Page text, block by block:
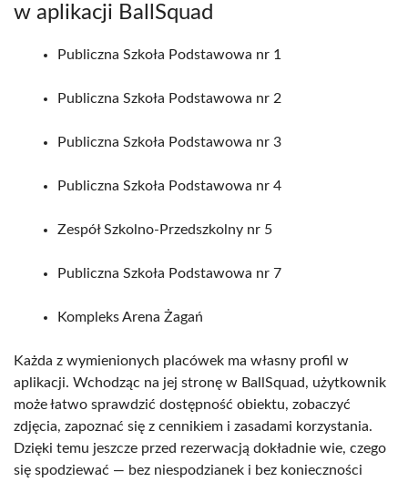
w aplikacji BallSquad
Publiczna Szkoła Podstawowa nr 1
Publiczna Szkoła Podstawowa nr 2
Publiczna Szkoła Podstawowa nr 3
Publiczna Szkoła Podstawowa nr 4
Zespół Szkolno-Przedszkolny nr 5
Publiczna Szkoła Podstawowa nr 7
Kompleks Arena Żagań
Każda z wymienionych placówek ma własny profil w
aplikacji. Wchodząc na jej stronę w BallSquad, użytkownik
może łatwo sprawdzić dostępność obiektu, zobaczyć
zdjęcia, zapoznać się z cennikiem i zasadami korzystania.
Dzięki temu jeszcze przed rezerwacją dokładnie wie, czego
się spodziewać — bez niespodzianek i bez konieczności